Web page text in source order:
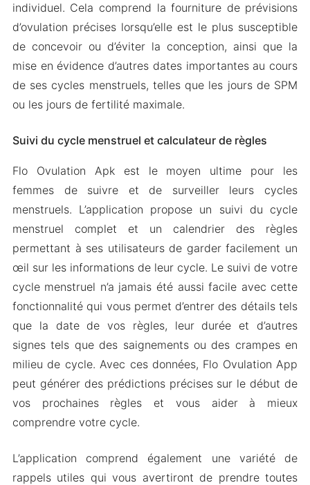
individuel. Cela comprend la fourniture de prévisions
d’ovulation précises lorsqu’elle est le plus susceptible
de concevoir ou d’éviter la conception, ainsi que la
mise en évidence d’autres dates importantes au cours
de ses cycles menstruels, telles que les jours de SPM
ou les jours de fertilité maximale.
Suivi du cycle menstruel et calculateur de règles
Flo Ovulation Apk est le moyen ultime pour les
femmes de suivre et de surveiller leurs cycles
menstruels. L’application propose un suivi du cycle
menstruel complet et un calendrier des règles
permettant à ses utilisateurs de garder facilement un
œil sur les informations de leur cycle. Le suivi de votre
cycle menstruel n’a jamais été aussi facile avec cette
fonctionnalité qui vous permet d’entrer des détails tels
que la date de vos règles, leur durée et d’autres
signes tels que des saignements ou des crampes en
milieu de cycle. Avec ces données, Flo Ovulation App
peut générer des prédictions précises sur le début de
vos prochaines règles et vous aider à mieux
comprendre votre cycle.
L’application comprend également une variété de
rappels utiles qui vous avertiront de prendre toutes